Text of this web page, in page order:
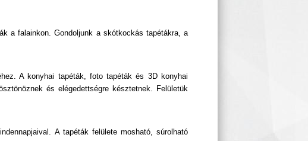
a falainkon. Gondoljunk a skótkockás tapétákra, a
A konyhai tapéták, foto tapéták és 3D konyhai
és elégedettségre késztetnek. Felületük
A tapéták felülete mosható, súrolható